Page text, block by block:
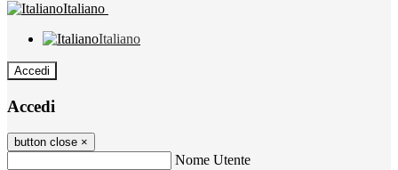
Italiano
Italiano
Accedi
Accedi
button close ×
Nome Utente